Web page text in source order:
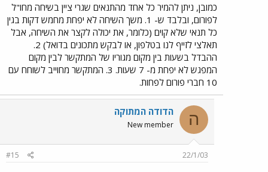
כמובן, ניתן להמיר כל אחד מהתנאים שגרי ציין בשיחה מחו"ל
לפורום, ובלבד ש- 1. משך השיחה לא יפחת מחמש דקות בגין
כל תנאי שלא קוים (כלומר, את יכולה לקצר את השיחה, אבל
תאלצי לזייף לנו בטלפון, או לבקש מתכונים בדואל) 2.
ההבדל בשעות בין מקום מגוריו של המתקשר לבין מקום
המפגש לא יפחת מ- 7 שעות. 3. המתקשר מחוייב לשוחח עם
10 חברי פורום לפחות.
ה הדודה המתוקה
New member
22/1/03
#15